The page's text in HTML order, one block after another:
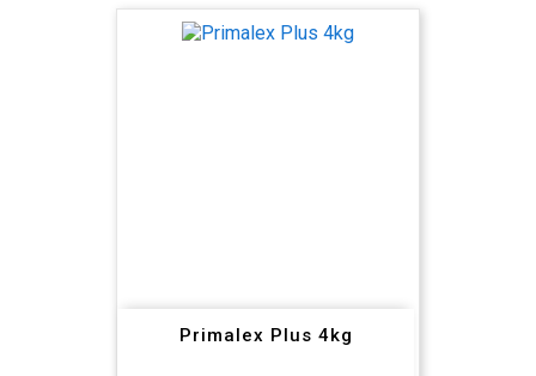
Primalex Plus 4kg